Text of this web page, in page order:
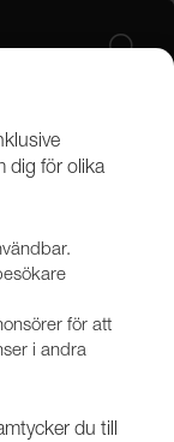
dig för olika
för att
i andra
du till